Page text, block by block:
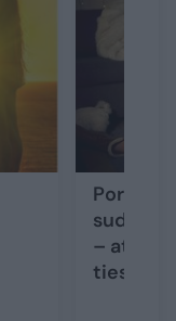
Poros
–
tiesiog